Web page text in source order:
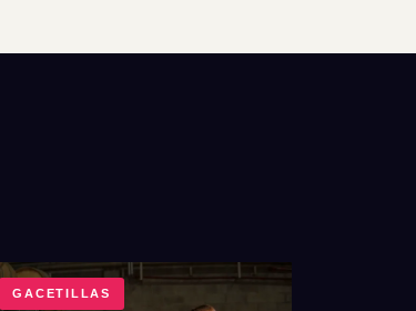
GACETILLAS